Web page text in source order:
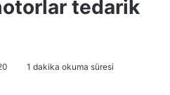
tedarik
1 dakika okuma süresi